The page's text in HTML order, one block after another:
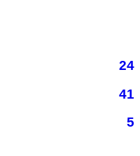
24
41
5